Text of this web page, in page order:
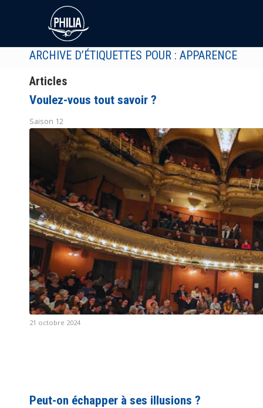
ARCHIVE D’ÉTIQUETTES POUR : APPARENCE
Articles
Voulez-vous tout savoir ?
Saison 12
21 octobre 2024
Peut-on échapper à ses illusions ?